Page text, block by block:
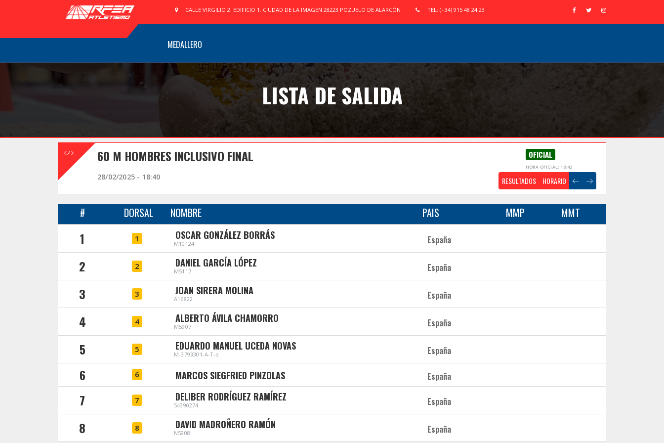
CALLE VIRGILIO 2. EDIFICIO 1. CIUDAD DE LA IMAGEN 28223 POZUELO DE ALARCÓN TEL: (+34) 915 48 24 23
MEDALLERO
LISTA DE SALIDA
60 M HOMBRES INCLUSIVO FINAL OFICIAL
HORA OFICIAL: 18:43
28/02/2025 - 18:40 RESULTADOS HORARIO
# DORSAL NOMBRE PAIS MMP MMT
1 1 OSCAR GONZÁLEZ BORRÁS
M10124 España
2 2 DANIEL GARCÍA LÓPEZ
M5117 España
3 3 JOAN SIRERA MOLINA
A16822 España
4 4 ALBERTO ÁVILA CHAMORRO
M5907 España
5 5 EDUARDO MANUEL UCEDA NOVAS
M-3793301-A-T-s España
6 6 MARCOS SIEGFRIED PINZOLAS España
7 7 DELIBER RODRÍGUEZ RAMÍREZ
54390274 España
8 8 DAVID MADROÑERO RAMÓN
N5908 España